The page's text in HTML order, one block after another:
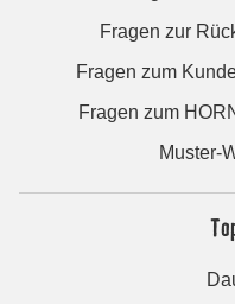
Fragen zur
Fragen zum
Fragen zum
Muster-